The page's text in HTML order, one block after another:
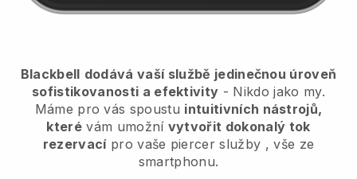
Blackbell dodává vaší službě jedinečnou úroveň
sofistikovanosti a efektivity - Nikdo jako my.
Máme pro vás spoustu intuitivních nástrojů,
které vám umožní vytvořit dokonalý tok
rezervací pro vaše piercer služby , vše ze
smartphonu.